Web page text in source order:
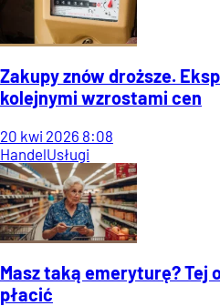
Zakupy znów droższe.
kolejnymi wzrostami cen
20 kwi 2026 8:08
HandelUsługi
Masz taką emeryturę? Tej
płacić